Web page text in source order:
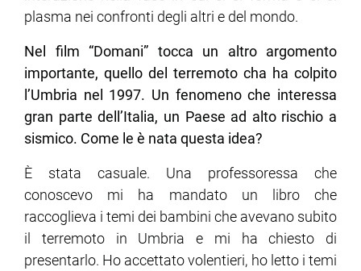
plasma nei confronti degli altri e del mondo.
Nel film “Domani” tocca un altro argomento
importante, quello del terremoto cha ha colpito
l’Umbria nel 1997. Un fenomeno che interessa
gran parte dell’Italia, un Paese ad alto rischio a
sismico. Come le è nata questa idea?
È stata casuale. Una professoressa che
conoscevo mi ha mandato un libro che
raccoglieva i temi dei bambini che avevano subito
il terremoto in Umbria e mi ha chiesto di
presentarlo. Ho accettato volentieri, ho letto i temi